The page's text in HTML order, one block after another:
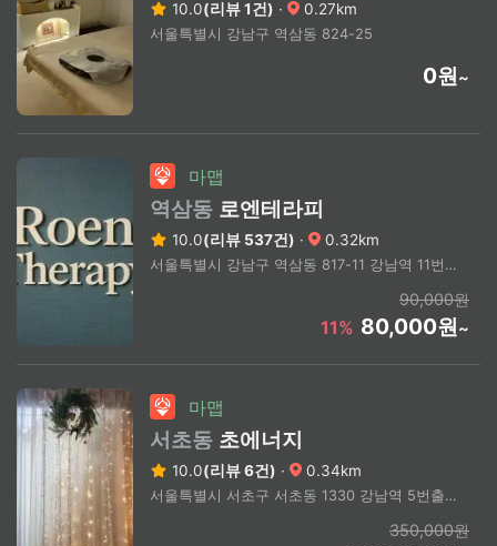
10.0(리뷰 1건) · 0.27km
서울특별시 강남구 역삼동 824-25
0원~
마맵
역삼동 로엔테라피
10.0(리뷰 537건) · 0.32km
서울특별시 강남구 역삼동 817-11 강남역 11번 출구 도보 2분
90,000원
11% 80,000원~
마맵
서초동 초에너지
10.0(리뷰 6건) · 0.34km
서울특별시 서초구 서초동 1330 강남역 5번출구 도보 3분
350,000원